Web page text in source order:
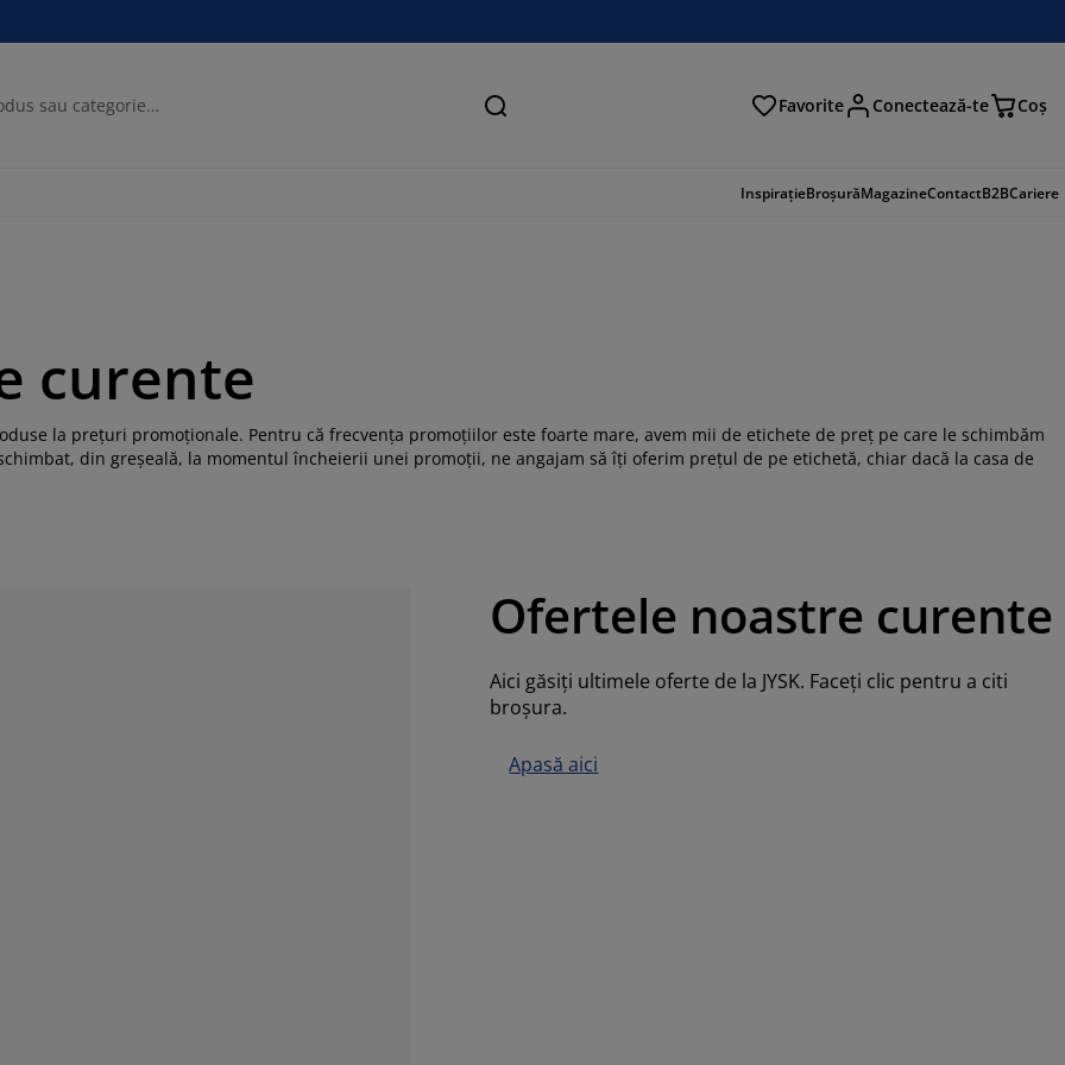
Căutare Favorite Conectează-te Coş
InspirațieBroșurăMagazineContactB2BCariere
curente
la prețuri promoționale. Pentru că frecvența promoțiilor este foarte mare, avem mii de etichete de preț pe care le schimbăm
din greșeală, la momentul încheierii unei promoții, ne angajam să îți oferim prețul de pe etichetă, chiar dacă la casa de
Ofertele noastre curente
Aici găsiţi ultimele oferte de la JYSK. Faceţi clic pentru a citi
broşura.
Apasă aici